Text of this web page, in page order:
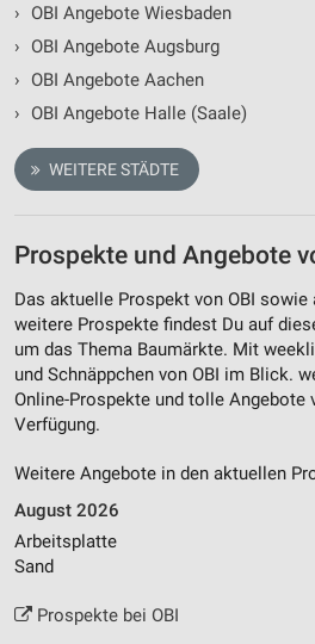
›
OBI Angebote Wiesbaden
›
OBI Angebote Augsburg
›
OBI Angebote Aachen
›
OBI Angebote Halle (Saale)
WEITERE STÄDTE
Prospekte und Angebote
Das aktuelle Prospekt von OBI sowie
weitere Prospekte findest Du auf
um das Thema Baumärkte. Mit
und Schnäppchen von OBI im Blick.
Online-Prospekte und tolle Angebote
Verfügung.
Weitere Angebote in den aktuellen
August 2026
Arbeitsplatte
Sand
Prospekte bei OBI